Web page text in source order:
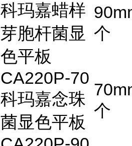
科玛嘉蜡样
芽胞杆菌显
色平板
个
CA220P-70
科玛嘉念珠
菌显色平板
个